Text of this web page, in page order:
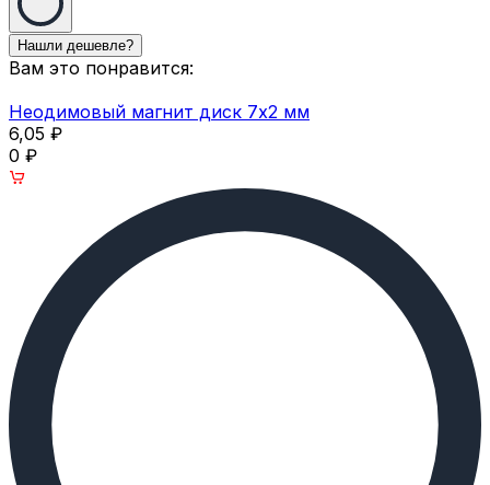
Вам это понравится:
Неодимовый магнит диск 7х2 мм
6,05 ₽
0 ₽